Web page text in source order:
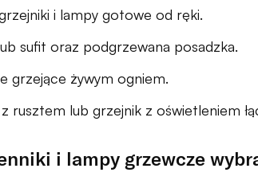
i lampy gotowe od ręki.
sufit oraz podgrzewana posadzka.
grzejące żywym ogniem.
rusztem lub grzejnik z oświetleniem
i lampy grzewcze